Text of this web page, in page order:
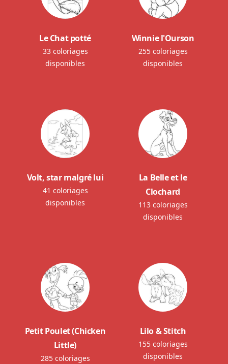
Le Chat potté
33 coloriages
disponibles
Winnie l'Ourson
255 coloriages
disponibles
Volt, star malgré lui
41 coloriages
disponibles
La Belle et le
Clochard
113 coloriages
disponibles
Petit Poulet (Chicken
Little)
285 coloriages
Lilo & Stitch
155 coloriages
disponibles